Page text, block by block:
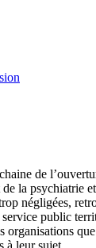
de
la psychiatrie
négligées,
public
organisations
à leur sujet.